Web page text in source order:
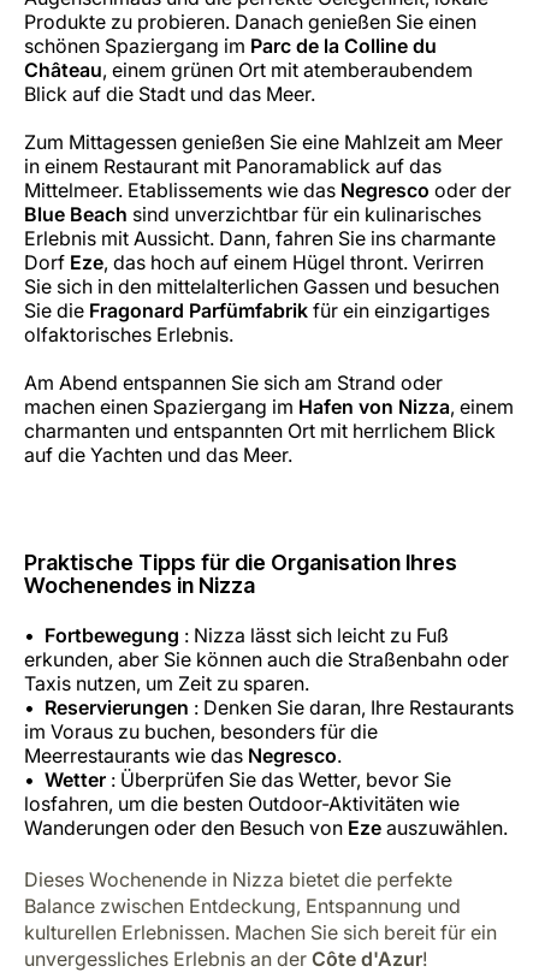
Produkte zu probieren. Danach genießen Sie einen
schönen Spaziergang im Parc de la Colline du
Château, einem grünen Ort mit atemberaubendem
Blick auf die Stadt und das Meer.
Zum Mittagessen genießen Sie eine Mahlzeit am Meer
in einem Restaurant mit Panoramablick auf das
Mittelmeer. Etablissements wie das Negresco oder der
Blue Beach sind unverzichtbar für ein kulinarisches
Erlebnis mit Aussicht. Dann, fahren Sie ins charmante
Dorf Eze, das hoch auf einem Hügel thront. Verirren
Sie sich in den mittelalterlichen Gassen und besuchen
Sie die Fragonard Parfümfabrik für ein einzigartiges
olfaktorisches Erlebnis.
Am Abend entspannen Sie sich am Strand oder
machen einen Spaziergang im Hafen von Nizza, einem
charmanten und entspannten Ort mit herrlichem Blick
auf die Yachten und das Meer.
Praktische Tipps für die Organisation Ihres
Wochenendes in Nizza
Fortbewegung : Nizza lässt sich leicht zu Fuß
erkunden, aber Sie können auch die Straßenbahn oder
Taxis nutzen, um Zeit zu sparen.
Reservierungen : Denken Sie daran, Ihre Restaurants
im Voraus zu buchen, besonders für die
Meerrestaurants wie das Negresco.
Wetter : Überprüfen Sie das Wetter, bevor Sie
losfahren, um die besten Outdoor-Aktivitäten wie
Wanderungen oder den Besuch von Eze auszuwählen.
Dieses Wochenende in Nizza bietet die perfekte
Balance zwischen Entdeckung, Entspannung und
kulturellen Erlebnissen. Machen Sie sich bereit für ein
unvergessliches Erlebnis an der Côte d'Azur!